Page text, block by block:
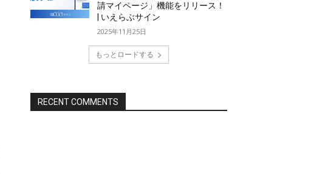
請マイページ」機能をリリース！
| いえらぶサイン
2025年11月25日
もっとロードする
RECENT COMMENTS